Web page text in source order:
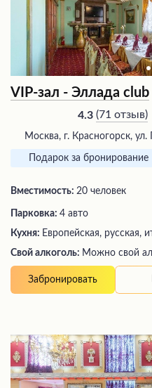
VIP-зал - Эллада club
4.3 (71 отзыв)
Москва, г. Красногорск,
Подарок за бронирование
Вместимость: 20 человек
Парковка: 4 авто
Кухня: Европейская, русская,
Свой алкоголь: Можно свой
Забронировать